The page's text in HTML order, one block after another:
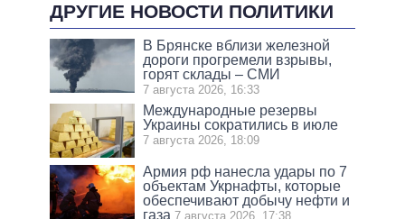
ДРУГИЕ НОВОСТИ ПОЛИТИКИ
В Брянске вблизи железной
дороги прогремели взрывы,
горят склады – СМИ
7 августа 2026, 16:33
Международные резервы
Украины сократились в июле
7 августа 2026, 18:09
Армия рф нанесла удары по 7
объектам Укрнафты, которые
обеспечивают добычу нефти и
газа 7 августа 2026, 17:38